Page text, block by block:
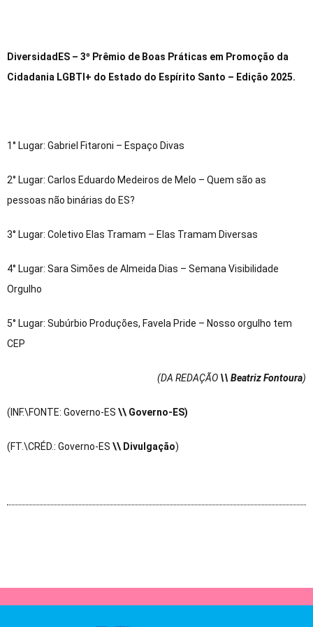
DiversidadES – 3º Prêmio de Boas Práticas em Promoção da
Cidadania LGBTI+ do Estado do Espírito Santo – Edição 2025.
1° Lugar: Gabriel Fitaroni – Espaço Divas
2° Lugar: Carlos Eduardo Medeiros de Melo – Quem são as
pessoas não binárias do ES?
3° Lugar: Coletivo Elas Tramam – Elas Tramam Diversas
4° Lugar: Sara Simões de Almeida Dias – Semana Visibilidade
Orgulho
5° Lugar: Subúrbio Produções, Favela Pride – Nosso orgulho tem
CEP
(DA REDAÇÃO \\ Beatriz Fontoura)
(INF.\FONTE: Governo-ES \\ Governo-ES)
(FT.\CRÉD.: Governo-ES \\ Divulgação)